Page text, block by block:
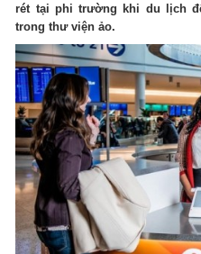
rét tại phi trường khi du lịch
trong thư viện ảo.